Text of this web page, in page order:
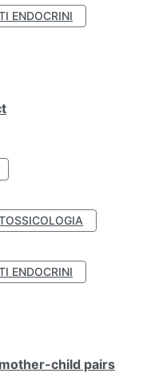
ENDOCRINI
ENDOCRINI
child pairs